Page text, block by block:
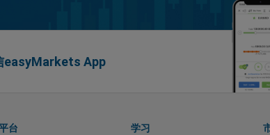
easyMarkets App
台 学习